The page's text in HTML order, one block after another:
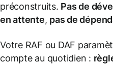
préconstruits. Pas de
en attente, pas de
Votre RAF ou DAF
compte au quotidien :